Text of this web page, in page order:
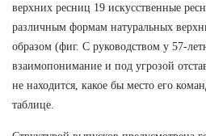
верхних ресниц 19 искусственные
различным формам натуральных
образом (фиг. С руководством у 57-
взаимопонимание и под угрозой
не находится, какое бы место его
таблице.